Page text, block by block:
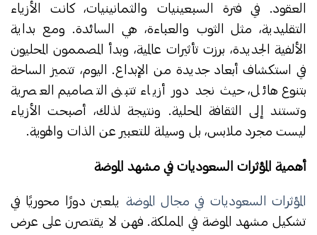
العقود. في فترة السبعينيات والثمانينيات، كانت الأزياء
التقليدية، مثل الثوب والعباءة، هي السائدة. ومع بداية
الألفية الجديدة، برزت تأثيرات عالمية، وبدأ المصممون المحليون
في استكشاف أبعاد جديدة من الإبداع. اليوم، تتميز الساحة
بتنوع هائل، حيث نجد دور أزياء تتبنى التصاميم العصرية
وتستند إلى الثقافة المحلية. ونتيجة لذلك، أصبحت الأزياء
ليست مجرد ملابس، بل وسيلة للتعبير عن الذات والهوية.
أهمية المؤثرات السعوديات في مشهد الموضة
المؤثرات السعوديات في مجال الموضة يلعبن دورًا محوريًا في
تشكيل مشهد الموضة في المملكة. فهن لا يقتصرن على عرض